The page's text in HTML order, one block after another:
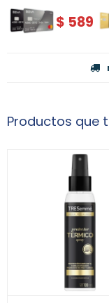
$ 589
Productos que